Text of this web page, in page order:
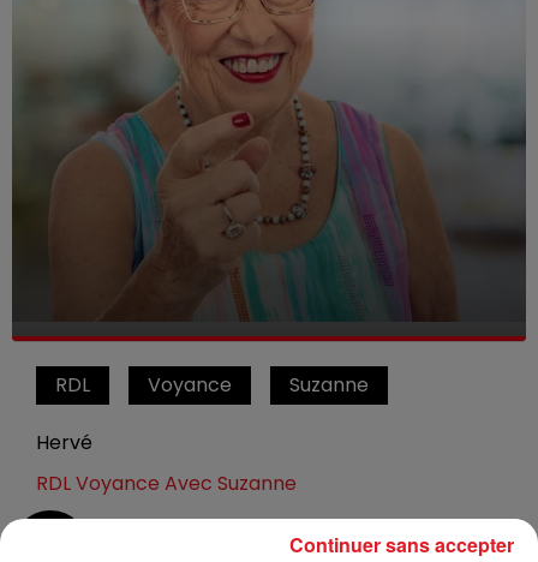
RDL Voyance Suzanne
Hervé
RDL Voyance Avec Suzanne
17 min 4 sec
Continuer sans accepter